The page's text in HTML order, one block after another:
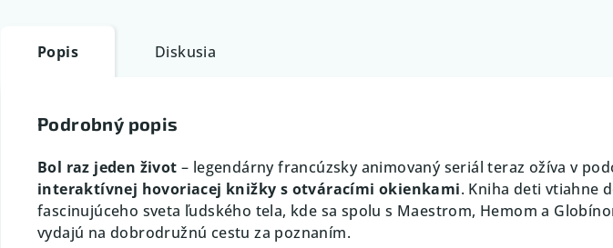
Popis Diskusia
Podrobný popis
Bol raz jeden život – legendárny francúzsky animovaný seriál teraz ožíva v
interaktívnej hovoriacej knižky s otváracími okienkami. Kniha deti vtiahne
fascinujúceho sveta ľudského tela, kde sa spolu s Maestrom, Hemom a
vydajú na dobrodružnú cestu za poznaním.